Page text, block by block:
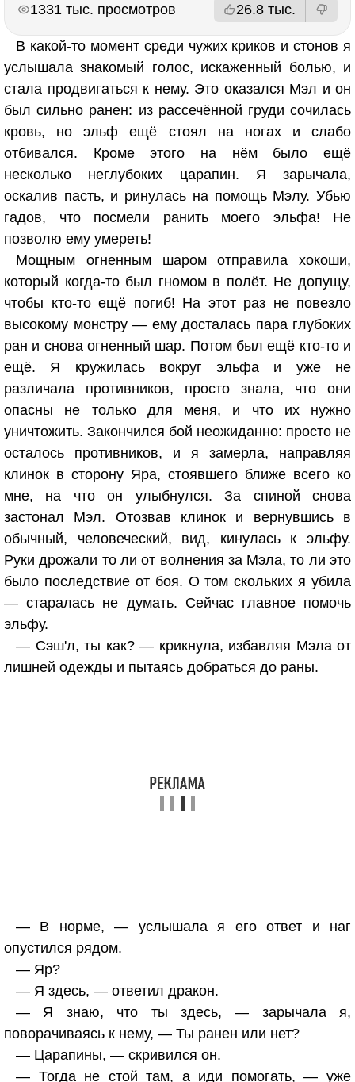
1331 тыс. просмотров 26.8 тыс.
В какой-то момент среди чужих криков и стонов я
услышала знакомый голос, искаженный болью, и
стала продвигаться к нему. Это оказался Мэл и он
был сильно ранен: из рассечённой груди сочилась
кровь, но эльф ещё стоял на ногах и слабо
отбивался. Кроме этого на нём было ещё
несколько неглубоких царапин. Я зарычала,
оскалив пасть, и ринулась на помощь Мэлу. Убью
гадов, что посмели ранить моего эльфа! Не
позволю ему умереть!
Мощным огненным шаром отправила хокоши,
который когда-то был гномом в полёт. Не допущу,
чтобы кто-то ещё погиб! На этот раз не повезло
высокому монстру — ему досталась пара глубоких
ран и снова огненный шар. Потом был ещё кто-то и
ещё. Я кружилась вокруг эльфа и уже не
различала противников, просто знала, что они
опасны не только для меня, и что их нужно
уничтожить. Закончился бой неожиданно: просто не
осталось противников, и я замерла, направляя
клинок в сторону Яра, стоявшего ближе всего ко
мне, на что он улыбнулся. За спиной снова
застонал Мэл. Отозвав клинок и вернувшись в
обычный, человеческий, вид, кинулась к эльфу.
Руки дрожали то ли от волнения за Мэла, то ли это
было последствие от боя. О том скольких я убила
— старалась не думать. Сейчас главное помочь
эльфу.
— Сэш'л, ты как? — крикнула, избавляя Мэла от
лишней одежды и пытаясь добраться до раны.
— В норме, — услышала я его ответ и наг
опустился рядом.
— Яр?
— Я здесь, — ответил дракон.
— Я знаю, что ты здесь, — зарычала я,
поворачиваясь к нему, — Ты ранен или нет?
— Царапины, — скривился он.
— Тогда не стой там, а иди помогать, — уже